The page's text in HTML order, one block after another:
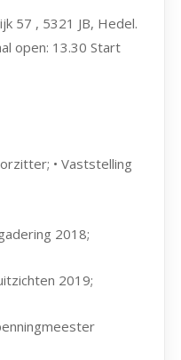
57 , 5321 JB, Hedel.
open: 13.30 Start
• Vaststelling
2018;
2019;